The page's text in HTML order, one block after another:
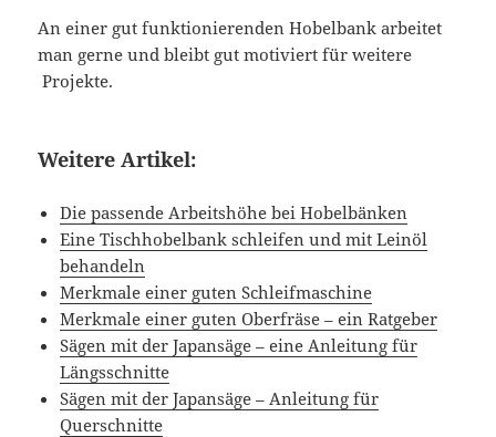
An einer gut funktionierenden Hobelbank arbeitet
man gerne und bleibt gut motiviert für weitere
Projekte.
Weitere Artikel:
Die passende Arbeitshöhe bei Hobelbänken
Eine Tischhobelbank schleifen und mit Leinöl
behandeln
Merkmale einer guten Schleifmaschine
Merkmale einer guten Oberfräse – ein Ratgeber
Sägen mit der Japansäge – eine Anleitung für
Längsschnitte
Sägen mit der Japansäge – Anleitung für
Querschnitte